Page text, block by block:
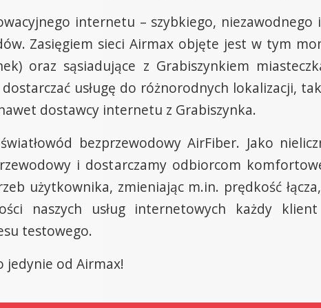
internetu – szybkiego, niezawodnego
Zasięgiem sieci Airmax objęte jest w tym
oraz sąsiadujące z Grabiszynkiem
usługę do różnorodnych lokalizacji,
dostawcy internetu z Grabiszynka.
bezprzewodowy AirFiber. Jako
i dostarczamy odbiorcom
użytkownika, zmieniając m.in. prędkość
naszych usług internetowych każdy
testowego.
jedynie od Airmax!